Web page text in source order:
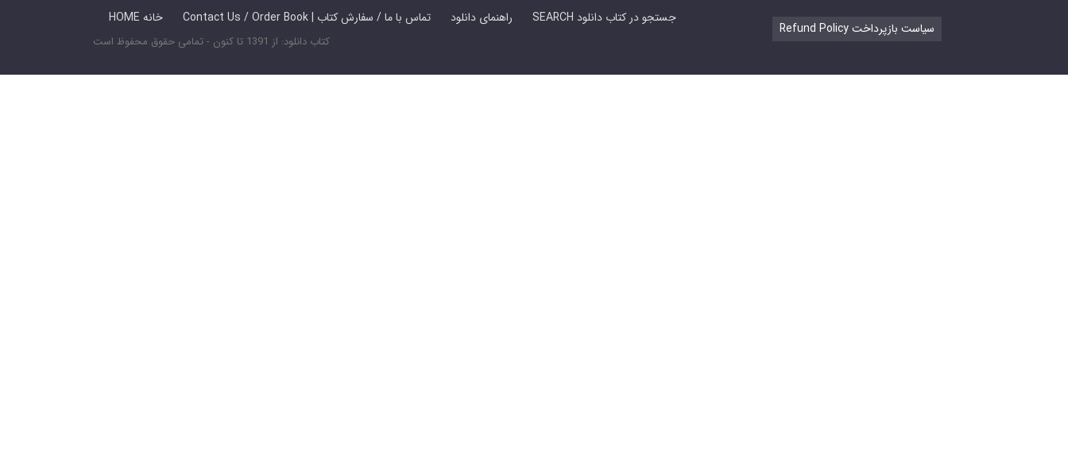
HOME خانه Contact Us / Order Book | تماس با ما / سفارش کتاب راهنمای دانلود SEARCH جستجو در کتاب دانلود
کتاب دانلود: از 1391 تا کنون - تمامی حقوق محفوظ است
Refund Policy سیاست بازپرداخت